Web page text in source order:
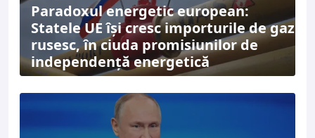
Paradoxul energetic european:
Statele UE își cresc importurile de gaz
rusesc, în ciuda promisiunilor de
independență energetică